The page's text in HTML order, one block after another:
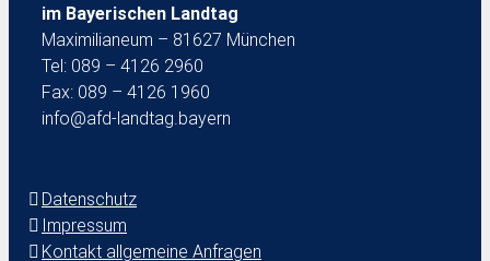
im Bayerischen Landtag
Maximilianeum – 81627 München
Tel: 089 – 4126 2960
Fax: 089 – 4126 1960
info@afd-landtag.bayern
Datenschutz
Impressum
Kontakt allgemeine Anfragen